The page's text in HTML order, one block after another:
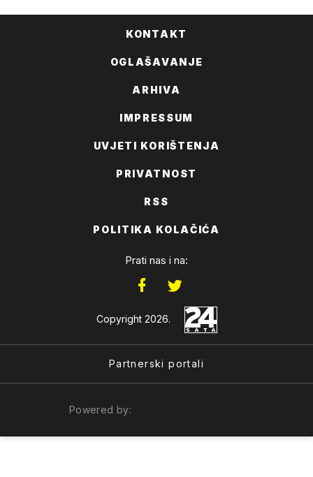
KONTAKT
OGLAŠAVANJE
ARHIVA
IMPRESSUM
UVJETI KORIŠTENJA
PRIVATNOST
RSS
POLITIKA KOLAČIĆA
Prati nas i na:
Copyright 2026.
Partnerski portali
Powered by: